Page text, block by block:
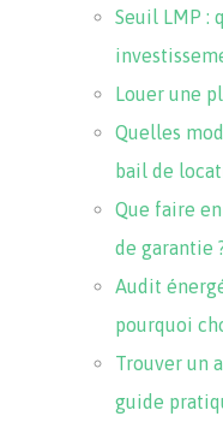
Seuil LMP :
Louer une
Quelles
bail de
Que faire
de garantie
Audit
pourquoi
Trouver un
guide